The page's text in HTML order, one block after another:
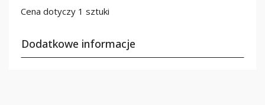
Cena dotyczy 1 sztuki
Dodatkowe informacje